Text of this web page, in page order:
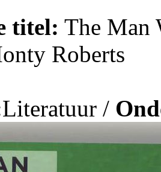
titel: The Man
Roberts
Literatuur /